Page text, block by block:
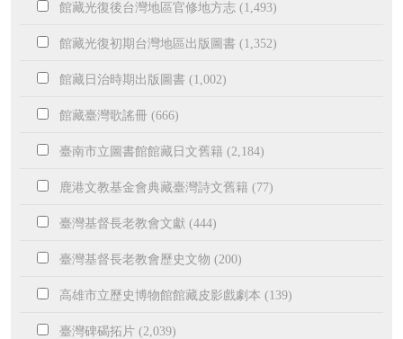
館藏光復後台灣地區官修地方志 (1,493)
館藏光復初期台灣地區出版圖書 (1,352)
館藏日治時期出版圖書 (1,002)
館藏臺灣歌謠冊 (666)
臺南市立圖書館館藏日文舊籍 (2,184)
鹿港文教基金會典藏臺灣詩文舊籍 (77)
臺灣基督長老教會文獻 (444)
臺灣基督長老教會歷史文物 (200)
高雄市立歷史博物館館藏皮影戲劇本 (139)
臺灣碑碣拓片 (2,039)